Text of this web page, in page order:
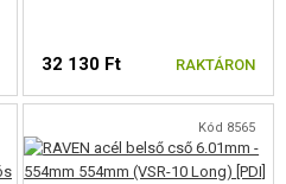
32 130 Ft RAKTÁRON
Kód 8565